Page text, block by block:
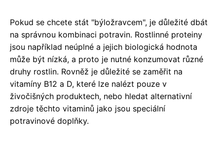
Pokud se chcete stát "býložravcem", je důležité dbát
na správnou kombinaci potravin. Rostlinné proteiny
jsou například neúplné a jejich biologická hodnota
může být nízká, a proto je nutné konzumovat různé
druhy rostlin. Rovněž je důležité se zaměřit na
vitamíny B12 a D, které lze nalézt pouze v
živočišných produktech, nebo hledat alternativní
zdroje těchto vitaminů jako jsou speciální
potravinové doplňky.